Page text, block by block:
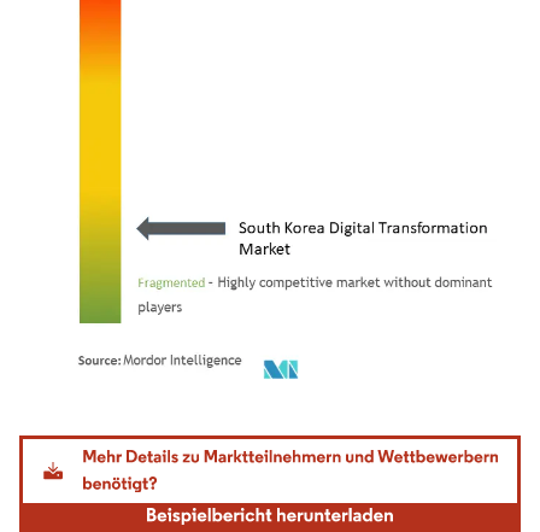
Bild © Mordor Intelligence. Wiederverwendung erfordert Namensnennung gemäß